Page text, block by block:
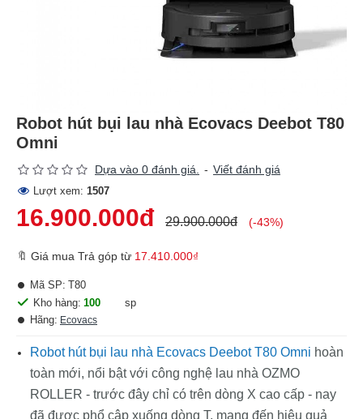
Robot hút bụi lau nhà Ecovacs Deebot T80
Omni
Dựa vào 0 đánh giá. - Viết đánh giá
Lượt xem: 1507
16.900.000đ 29.900.000đ (-43%)
🔖 Giá mua Trả góp từ 17.410.000₫
Kho hàng: 100
sp
Hãng: Ecovacs
Mã SP: T80
Robot hút bụi lau nhà Ecovacs Deebot T80 Omni hoàn
toàn mới, nổi bật với công nghệ lau nhà OZMO
ROLLER - trước đây chỉ có trên dòng X cao cấp - nay
đã được phổ cập xuống dòng T, mang đến hiệu quả